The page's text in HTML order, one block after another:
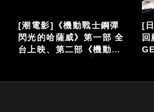
[潮電影]《機動戰士鋼彈
閃光的哈薩威》第一部 全
台上映、第二部《機動戰
[